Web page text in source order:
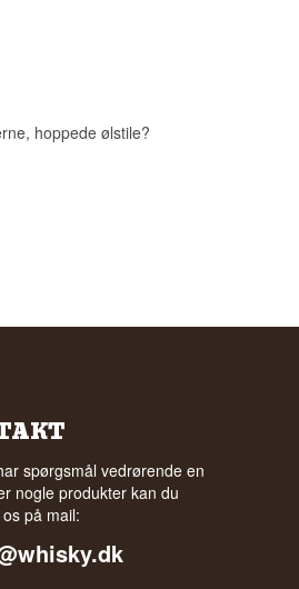
hoppede ølstile?
spørgsmål vedrørende en
nogle produkter kan du
på mail: